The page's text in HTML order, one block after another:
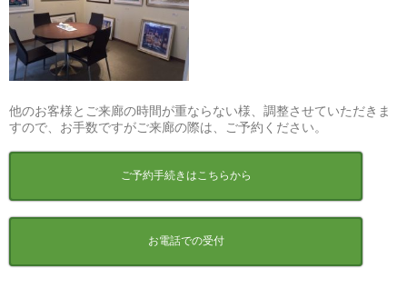
他のお客様とご来廊の時間が重ならない様、調整させていただきま
すので、お手数ですがご来廊の際は、ご予約ください。
ご予約手続きはこちらから
お電話での受付